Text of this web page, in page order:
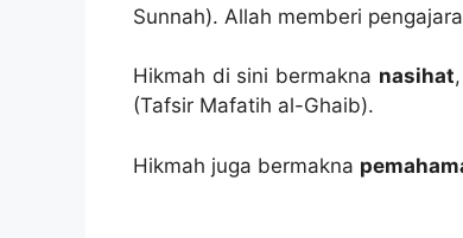
Sunnah). Allah memberi
Hikmah di sini bermakna nasihat
(Tafsir Mafatih al-Ghaib).
Hikmah juga bermakna